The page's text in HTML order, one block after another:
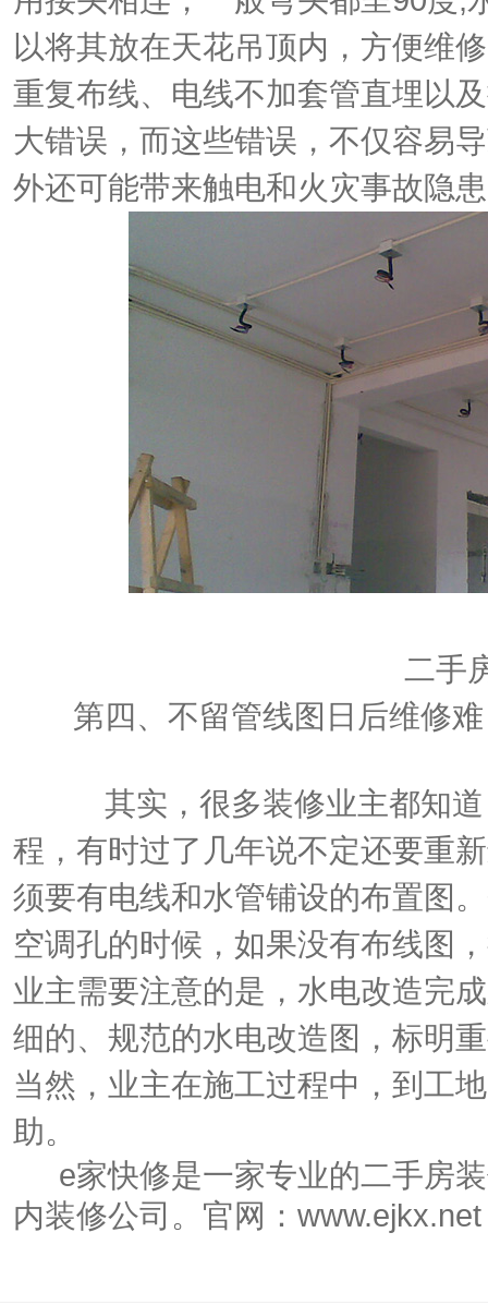
以将其放在天花吊顶内，方便维
重复布线、电线不加套管直埋以
大错误，而这些错误，不仅容易
外还可能带来触电和火灾事故隐
二手
第四、不留管线图日后维修难
其实，很多装修业主都知道
程，有时过了几年说不定还要重
须要有电线和水管铺设的布置图
空调孔的时候，如果没有布线图
业主需要注意的是，水电改造完
细的、规范的水电改造图，标明
当然，业主在施工过程中，到工
助。
e家快修是一家专业的二手房
内装修公司。官网： www.ejkx.net